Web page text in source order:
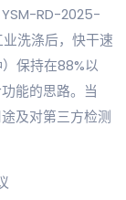
RD-2025-
洗涤后，快干速
保持在88%以
能的思路。当
及对第三方检测